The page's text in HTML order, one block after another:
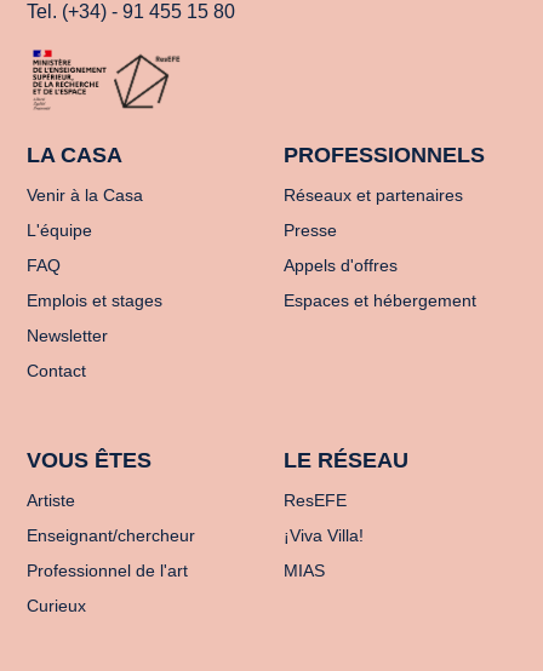
Tel. (+34) - 91 455 15 80
LA CASA
Venir à la Casa
L'équipe
FAQ
Emplois et stages
Newsletter
Contact
PROFESSIONNELS
Réseaux et partenaires
Presse
Appels d'offres
Espaces et hébergement
VOUS ÊTES
Artiste
Enseignant/chercheur
Professionnel de l'art
Curieux
LE RÉSEAU
ResEFE
¡Viva Villa!
MIAS